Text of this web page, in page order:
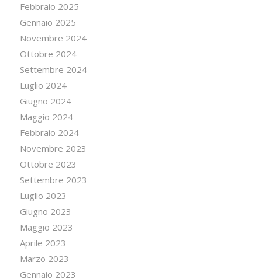
Febbraio 2025
Gennaio 2025
Novembre 2024
Ottobre 2024
Settembre 2024
Luglio 2024
Giugno 2024
Maggio 2024
Febbraio 2024
Novembre 2023
Ottobre 2023
Settembre 2023
Luglio 2023
Giugno 2023
Maggio 2023
Aprile 2023
Marzo 2023
Gennaio 2023